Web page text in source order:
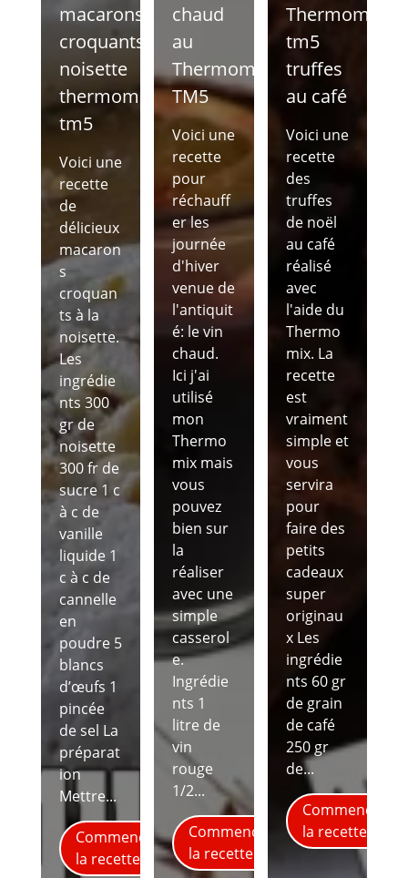
macarons
croquants
noisette
thermomix
tm5
Voici une
recette
de
délicieux
macaron
s
croquan
ts à la
noisette.
Les
ingrédie
nts 300
gr de
noisette
300 fr de
sucre 1 c
à c de
vanille
liquide 1
c à c de
cannelle
en
poudre 5
blancs
d’œufs 1
pincée
de sel La
préparat
ion
Mettre...
Commence
la recette
chaud
au
Thermomix
TM5
Voici une
recette
pour
réchauff
er les
journée
d'hiver
venue de
l'antiquit
é: le vin
chaud.
Ici j'ai
utilisé
mon
Thermo
mix mais
vous
pouvez
bien sur
la
réaliser
avec une
simple
casserol
e.
Ingrédie
nts 1
litre de
vin
rouge
1/2...
Commence
la recette
Thermomix
tm5
truffes
au café
Voici une
recette
des
truffes
de noël
au café
réalisé
avec
l'aide du
Thermo
mix. La
recette
est
vraiment
simple et
vous
servira
pour
faire des
petits
cadeaux
super
originau
x Les
ingrédie
nts 60 gr
de grain
de café
250 gr
de...
Commence
la recette